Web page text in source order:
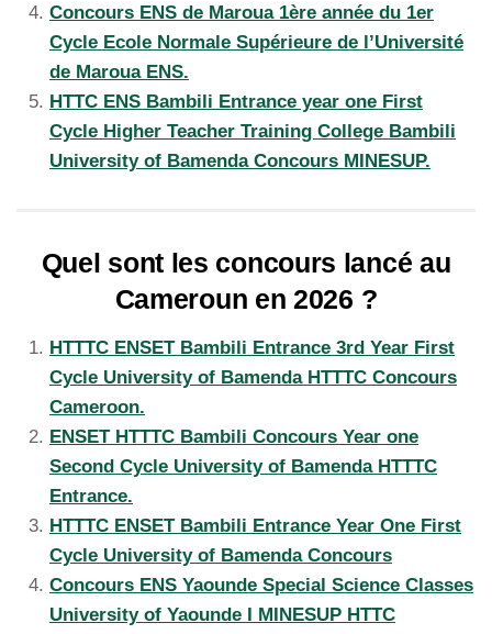
Concours ENS de Maroua 1ère année du 1er
Cycle Ecole Normale Supérieure de l’Université
de Maroua ENS.
HTTC ENS Bambili Entrance year one First
Cycle Higher Teacher Training College Bambili
University of Bamenda Concours MINESUP.
Quel sont les concours lancé au
Cameroun en 2026 ?
HTTTC ENSET Bambili Entrance 3rd Year First
Cycle University of Bamenda HTTTC Concours
Cameroon.
ENSET HTTTC Bambili Concours Year one
Second Cycle University of Bamenda HTTTC
Entrance.
HTTTC ENSET Bambili Entrance Year One First
Cycle University of Bamenda Concours
Concours ENS Yaounde Special Science Classes
University of Yaounde I MINESUP HTTC